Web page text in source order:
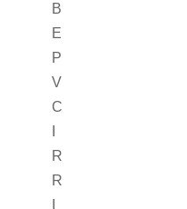
B
E
P
V
C
R
R